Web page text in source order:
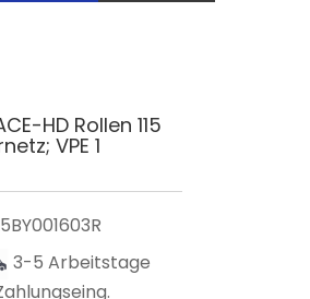
HD Rollen 115
VPE 1
3-5 Arbeitstage